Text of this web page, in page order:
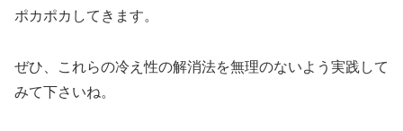
ポカポカしてきます。
ぜひ、これらの冷え性の解消法を無理のないよう実践して
みて下さいね。